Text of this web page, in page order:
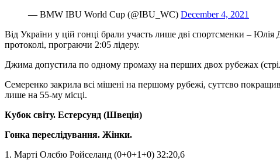
— BMW IBU World Cup (@IBU_WC) December 4, 2021
Від України у цій гонці брали участь лише дві спортсменки –
протоколі, програючи 2:05 лідеру.
Джима допустила по одному промаху на перших двох рубежах
Семеренко закрила всі мішені на першому рубежі, суттєво
лише на 55-му місці.
Кубок світу. Естерсунд (Швеція)
Гонка переслідування. Жінки.
1. Марті Олсбю Ройселанд (0+0+1+0) 32:20,6